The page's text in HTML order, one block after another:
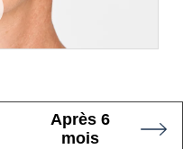
Après 6
mois